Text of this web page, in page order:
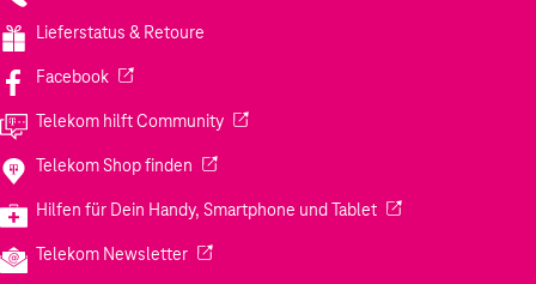
Lieferstatus & Retoure
Facebook(Wird in einem neuen Tab geöffnet)
Telekom hilft Community(Wird in einem neuen Tab geöffnet)
Telekom Shop finden (Wird in einem neuen Tab geöffnet)
Hilfen für Dein Handy, Smartphone und Tablet(Wird in einem
Telekom Newsletter(Wird in einem neuen Tab geöffnet)